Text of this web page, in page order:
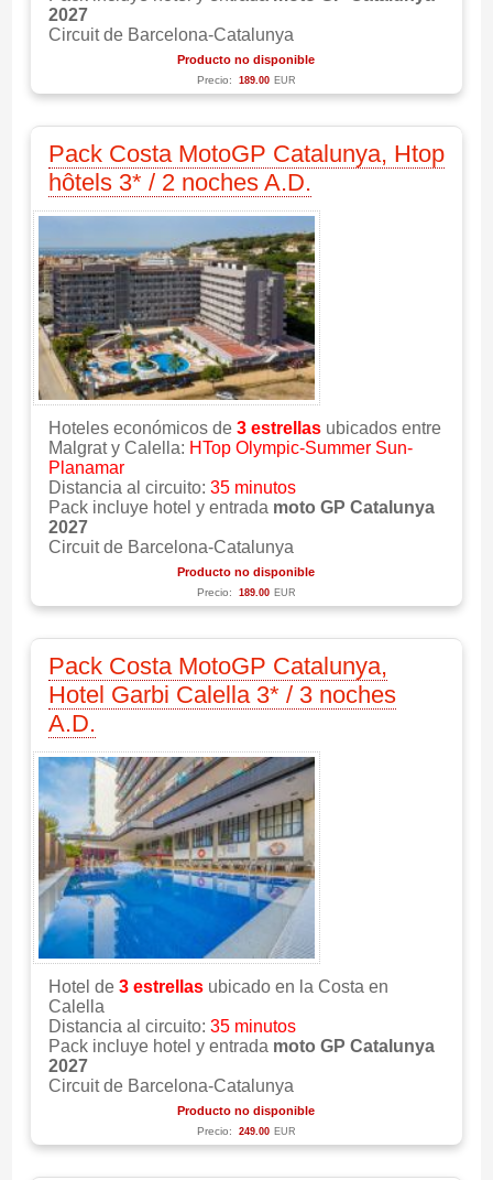
2027
Circuit de Barcelona-Catalunya
Producto no disponible
Precio: 189.00 EUR
Pack Costa MotoGP Catalunya, Htop
hôtels 3* / 2 noches A.D.
Hoteles económicos de 3 estrellasubicados entre
Malgrat y Calella: HTop Olympic-Summer Sun-
Planamar
Distancia al circuito: 35 minutos
Pack incluye hotel y entrada moto GP Catalunya
2027
Circuit de Barcelona-Catalunya
Producto no disponible
Precio: 189.00 EUR
Pack Costa MotoGP Catalunya,
Hotel Garbi Calella 3* / 3 noches
A.D.
Hotel de 3 estrellasubicado en la Costa en
Calella
Distancia al circuito: 35 minutos
Pack incluye hotel y entrada moto GP Catalunya
2027
Circuit de Barcelona-Catalunya
Producto no disponible
Precio: 249.00 EUR